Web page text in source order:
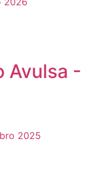
Avulsa -